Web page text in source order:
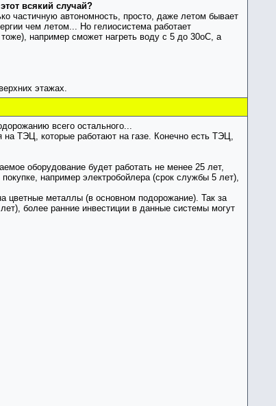
всякий случай?
частичную автономность, просто, даже летом бывает
чем летом... Но гелиосистема работает
например сможет нагреть воду с 5 до 30оС, а
этажах.
всего остального...
на ТЭЦ, которые работают на газе. Конечно есть ТЭЦ,
оборудование будет работать не менее 25 лет,
например электробойлера (срок службы 5 лет),
цветные металлы (в основном подорожание). Так за
более ранние инвестиции в данные системы могут